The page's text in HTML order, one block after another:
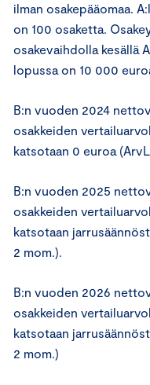
ilman osakepääomaa.
on 100 osaketta.
osakevaihdolla kesällä
lopussa on 10 000
B:n vuoden 2024
osakkeiden
katsotaan 0 euroa
B:n vuoden 2025
osakkeiden
katsotaan
2 mom.).
B:n vuoden 2026
osakkeiden
katsotaan
2 mom.)